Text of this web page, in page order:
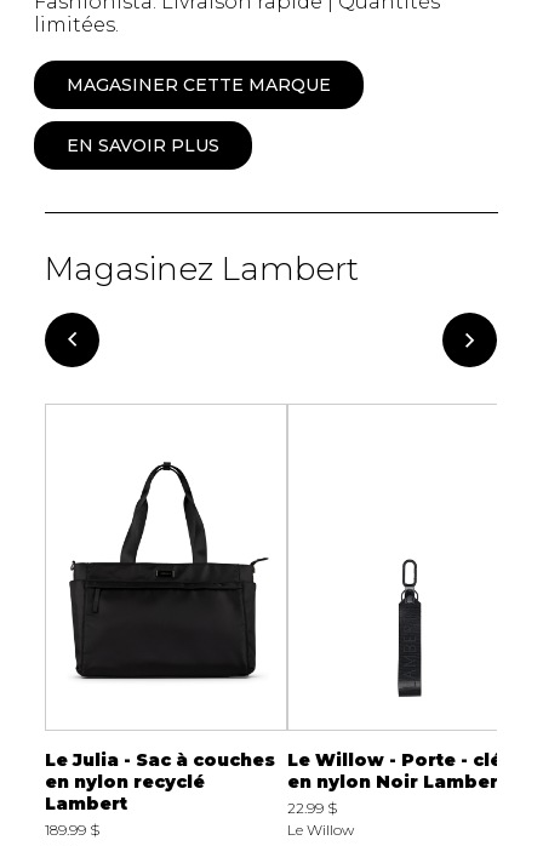
limitées.
MAGASINER CETTE MARQUE
EN SAVOIR PLUS
Magasinez Lambert
Le Julia - Sac à couches
en nylon recyclé
Lambert
189.99 $
Le Willow - Porte - clés
en nylon Noir Lambert
22.99 $
Le Willow